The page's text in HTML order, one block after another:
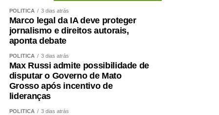
POLÍTICA 3 dias atrás
Marco legal da IA deve proteger
jornalismo e direitos autorais,
aponta debate
POLÍTICA 3 dias atrás
Max Russi admite possibilidade de
disputar o Governo de Mato
Grosso após incentivo de
lideranças
POLÍTICA 3 dias atrás